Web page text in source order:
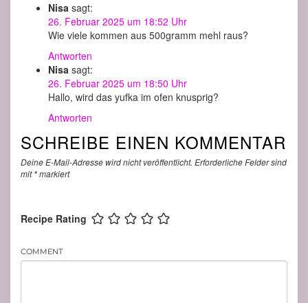
Nisa sagt:
26. Februar 2025 um 18:52 Uhr
Wie viele kommen aus 500gramm mehl raus?
Antworten
Nisa sagt:
26. Februar 2025 um 18:50 Uhr
Hallo, wird das yufka im ofen knusprig?
Antworten
SCHREIBE EINEN KOMMENTAR
Deine E-Mail-Adresse wird nicht veröffentlicht. Erforderliche Felder sind
mit*markiert
Recipe Rating
COMMENT